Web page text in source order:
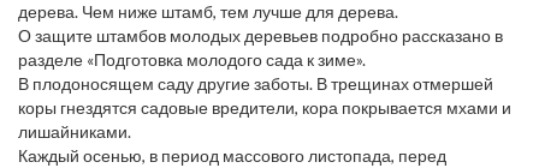
дерева. Чем ниже штамб, тем лучше для дерева.
О защите штамбов молодых деревьев подробно рассказано в
разделе «Подготовка молодого сада к зиме».
В плодоносящем саду другие заботы. В трещинах отмершей
коры гнездятся садовые вредители, кора покрывается мхами и
лишайниками.
Каждый осенью, в период массового листопада, перед